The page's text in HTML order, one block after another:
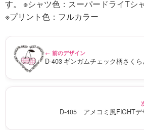
す。 ※シャツ色：スーパードライT
※プリント色：フルカラー
← 前のデザイン
D-403 ギンガムチェック柄さく
D-405 アメコミ風FIGHTデ